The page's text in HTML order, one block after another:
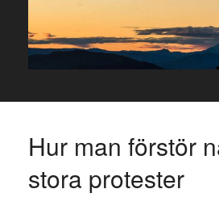
content
Hur man förstör
stora protester